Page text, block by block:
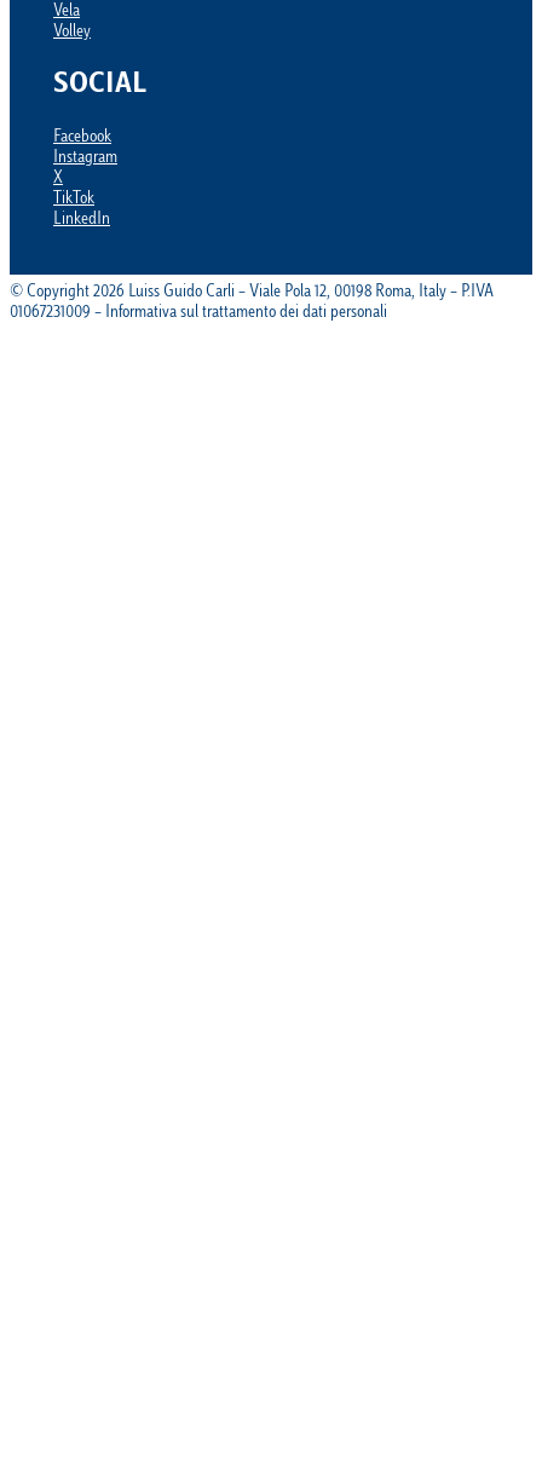
Vela
Volley
SOCIAL
Facebook
Instagram
X
TikTok
LinkedIn
© Copyright 2026 Luiss Guido Carli – Viale Pola 12, 00198 Roma, Italy – P.IVA
01067231009 – Informativa sul trattamento dei dati personali